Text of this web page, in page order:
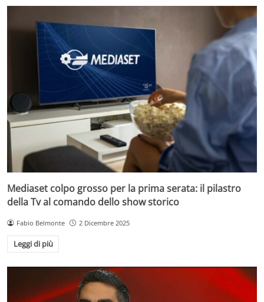
Mediaset colpo grosso per la prima serata: il pilastro
della Tv al comando dello show storico
Fabio Belmonte 2 Dicembre 2025
Leggi di più